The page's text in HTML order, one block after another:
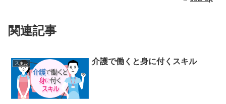
関連記事
スキル 介護で働くと身に付くスキル